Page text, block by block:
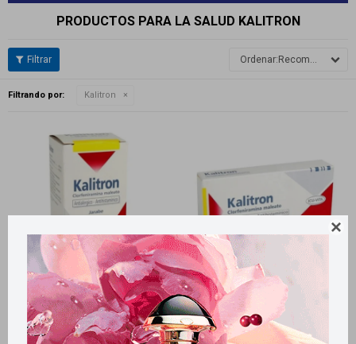

PRODUCTOS PARA LA SALUD KALITRON
Recomendados
Filtrando por: Kalitron
LlegaHOY
Llega en2 HS
HOY
Llega en 2 HS